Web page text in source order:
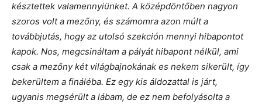
késztettek valamennyiünket. A középdöntőben nagyon
szoros volt a mezőny, és számomra azon múlt a
továbbjutás, hogy az utolsó szekción mennyi hibapontot
kapok. Nos, megcsináltam a pályát hibapont nélkül, ami
csak a mezőny két világbajnokának es nekem sikerült, így
bekerültem a fináléba. Ez egy kis áldozattal is járt,
ugyanis megsérült a lábam, de ez nem befolyásolta a